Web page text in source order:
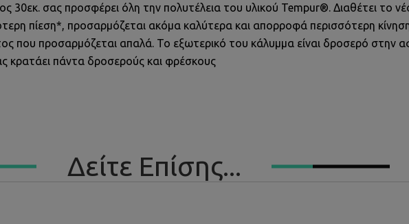
σας προσφέρει όλη την πολυτέλεια του υλικού Tempur®. Διαθέτει το
πίεση*, προσαρμόζεται ακόμα καλύτερα και απορροφά περισσότερη
που προσαρμόζεται απαλά. Το εξωτερικό του κάλυμμα είναι δροσερό στην
κρατάει πάντα δροσερούς και φρέσκους
Δείτε Επίσης...